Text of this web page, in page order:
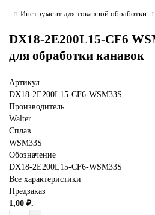
Инструмент для токарной обработки
DX18-2E200L15-CF6
для обработки канавок
Артикул
DX18-2E200L15-CF6-WSM33S
Производитель
Walter
Сплав
WSM33S
Обозначение
DX18-2E200L15-CF6-WSM33S
Все характеристики
Предзаказ
1,00 ₽.